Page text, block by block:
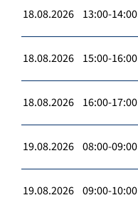
18.08.2026 13:00-14:00
18.08.2026 15:00-16:00
18.08.2026 16:00-17:00
19.08.2026 08:00-09:00
19.08.2026 09:00-10:00